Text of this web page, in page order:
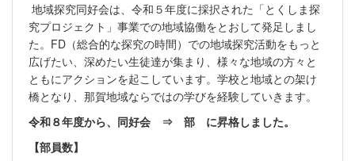
地域探究同好会は、令和５年度に採択された「とくしま探
究プロジェクト」事業での地域協働をとおして発足しまし
た。FD（総合的な探究の時間）での地域探究活動をもっと
広げたい、深めたい生徒達が集まり、様々な地域の方々と
ともにアクションを起こしています。学校と地域との架け
橋となり、那賀地域ならではの学びを経験していきます。
令和８年度から、同好会 ⇒ 部 に昇格しました。
【部員数】